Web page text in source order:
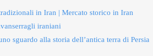
in Iran | Mercato storico in Iran
iraniani
sguardo alla storia dell’antica terra di Persia